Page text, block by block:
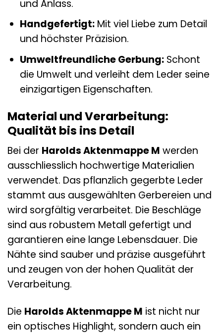
und Anlass.
Handgefertigt:Mit viel Liebe zum Detail
und höchster Präzision.
Umweltfreundliche Gerbung:Schont
die Umwelt und verleiht dem Leder seine
einzigartigen Eigenschaften.
Material und Verarbeitung:
Qualität bis ins Detail
Bei der Harolds Aktenmappe M werden
ausschliesslich hochwertige Materialien
verwendet. Das pflanzlich gegerbte Leder
stammt aus ausgewählten Gerbereien und
wird sorgfältig verarbeitet. Die Beschläge
sind aus robustem Metall gefertigt und
garantieren eine lange Lebensdauer. Die
Nähte sind sauber und präzise ausgeführt
und zeugen von der hohen Qualität der
Verarbeitung.
Die Harolds Aktenmappe M ist nicht nur
ein optisches Highlight, sondern auch ein